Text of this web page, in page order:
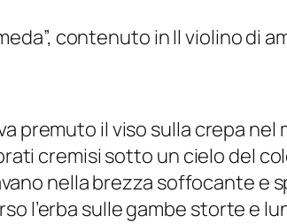
contenuto inIl violino di
premuto il viso sulla crepa nel
cremisi sotto un cielo del
nella brezza soffocante e
l’erba sulle gambe storte e